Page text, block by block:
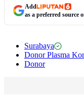
Add
as a preferred source
Surabaya
Donor Plasma
Donor